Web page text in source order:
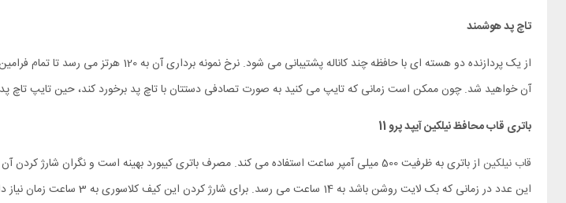
تاچ پد هوشمند
از یک پردازنده دو هسته ای با حافظه چند
آن خواهید شد. چون ممکن است زمانی که تایپ می کنید به صورت تصادفی دستتان با تاچ پد برخورد کند، حین تایپ تاچ
باتری قاب محافظ نیلکین آیپد پرو 11
قاب نیلکین
این عدد در زمانی که بک لایت روشن باشد به 14 ساعت می رسد. برای شارژ کردن این کیف کلاسوری به 3 ساعت زمان نیاز دارید.